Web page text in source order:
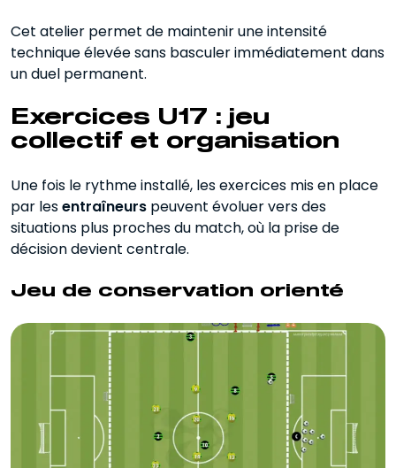
Cet atelier permet de maintenir une intensité
technique élevée sans basculer immédiatement dans
un duel permanent.
Exercices U17 : jeu
collectif et organisation
Une fois le rythme installé, les exercices mis en place
par lesentraîneurs peuvent évoluer vers des
situations plus proches du match, où la prise de
décision devient centrale.
Jeu de conservation orienté